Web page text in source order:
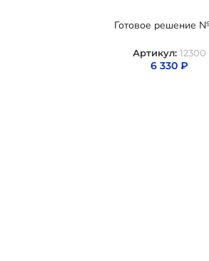
Готовое решение
Артикул: 12300
6 330 ₽